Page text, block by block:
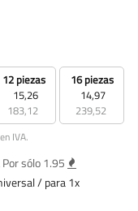
12 piezas
15,26
183,12
16 piezas
14,97
239,52
IVA.
Por sólo 1.95
/ para 1x